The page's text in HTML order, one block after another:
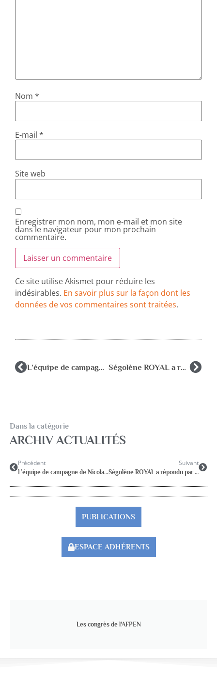
Nom*
E-mail*
Site web
Enregistrer mon nom, mon e-mail et mon site
dans le navigateur pour mon prochain
commentaire.
Ce site utilise Akismet pour réduire les
indésirables. En savoir plus sur la façon dont les
données de vos commentaires sont traitées.
L’équipe de campagne de Nicolas SARKOZY a reçu une délégation du groupe des six. Ségolène ROYAL a répondu par courrier au groupe des six.
Dans la catégorie
ARCHIV ACTUALITÉS
Précédent
L’équipe de campagne de Nicolas SARKOZY a reçu une délégation du groupe des six.
Suivant
Ségolène ROYAL a répondu par courrier au groupe des six.
PUBLICATIONS
ESPACE ADHÉRENTS
Les congrès de l'AFPEN